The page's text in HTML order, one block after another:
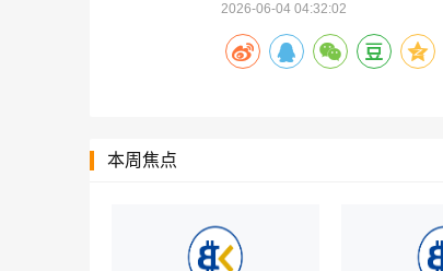
2026-06-04 04:32:02
本周焦点